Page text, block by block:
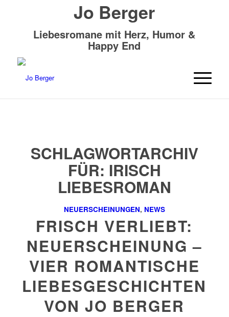
Jo Berger
Liebesromane mit Herz, Humor &
Happy End
SCHLAGWORTARCHIV
FÜR: IRISCH
LIEBESROMAN
NEUERSCHEINUNGEN, NEWS
FRISCH VERLIEBT:
NEUERSCHEINUNG –
VIER ROMANTISCHE
LIEBESGESCHICHTEN
VON JO BERGER